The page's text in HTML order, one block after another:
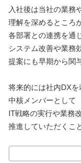
入社後は当社の業務
理解を深めるところ
各部署との連携を通
システム改善や業務
提案にも早期から関
将来的には社内DXを
中核メンバーとして
IT戦略の実行や業務
推進していただくこ